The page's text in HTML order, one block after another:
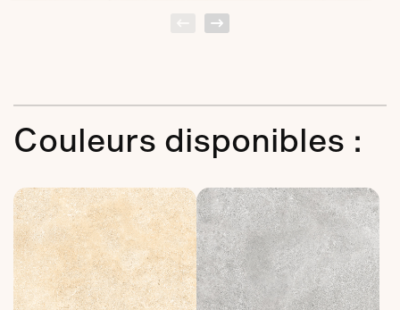
Couleurs disponibles :